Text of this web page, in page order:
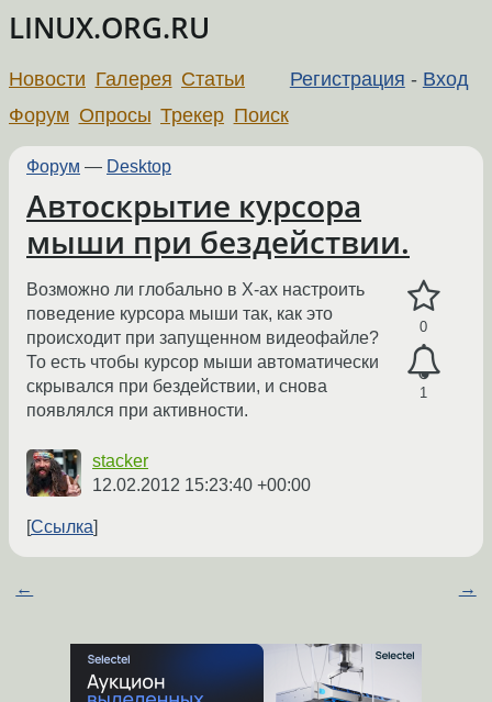
LINUX.ORG.RU
Регистрация - Вход
Новости Галерея Статьи
Форум Опросы Трекер Поиск
Форум — Desktop
Автоскрытие курсора
мыши при бездействии.
0
1
Возможно ли глобально в X-ах настроить
поведение курсора мыши так, как это
происходит при запущенном видеофайле?
То есть чтобы курсор мыши автоматически
скрывался при бездействии, и снова
появлялся при активности.
stacker
12.02.2012 15:23:40 +00:00
Ссылка
← →